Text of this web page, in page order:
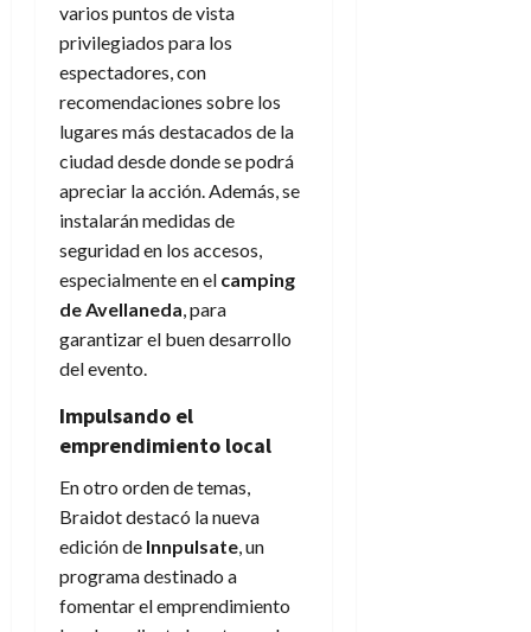
varios puntos de vista
privilegiados para los
espectadores, con
recomendaciones sobre los
lugares más destacados de la
ciudad desde donde se podrá
apreciar la acción. Además, se
instalarán medidas de
seguridad en los accesos,
especialmente en el camping
de Avellaneda, para
garantizar el buen desarrollo
del evento.
Impulsando el
emprendimiento local
En otro orden de temas,
Braidot destacó la nueva
edición de Innpulsate, un
programa destinado a
fomentar el emprendimiento